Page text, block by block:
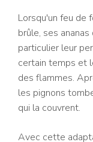
Lorsqu'un feu de
brûle, ses
particulier leur
certain temps et
des flammes.
les pignons
qui la couvrent.
Avec cette